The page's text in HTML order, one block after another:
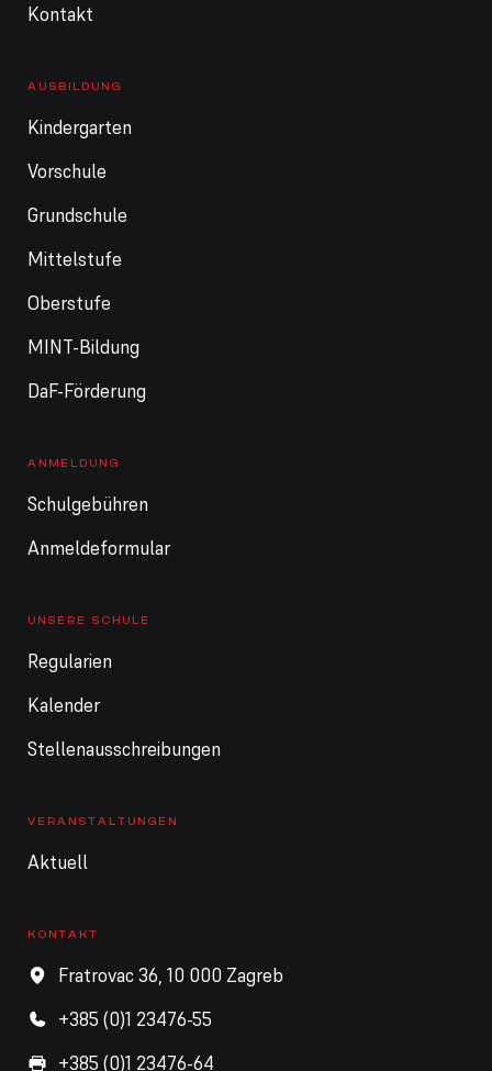
Kontakt
AUSBILDUNG
Kindergarten
Vorschule
Grundschule
Mittelstufe
Oberstufe
MINT-Bildung
DaF-Förderung
ANMELDUNG
Schulgebühren
Anmeldeformular
UNSERE SCHULE
Regularien
Kalender
Stellenausschreibungen
VERANSTALTUNGEN
Aktuell
KONTAKT
Fratrovac 36, 10 000 Zagreb
+385 (0)1 23476-55
+385 (0)1 23476-64